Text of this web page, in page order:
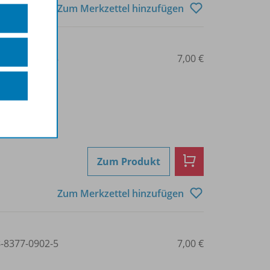
Zum Merkzettel hinzufügen
8377-0901-8 7,00 €
Zum Produkt
Zum Merkzettel hinzufügen
8377-0902-5 7,00 €